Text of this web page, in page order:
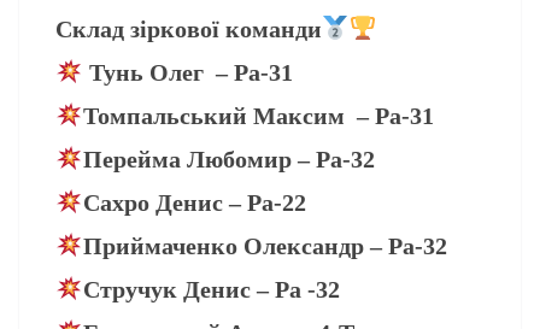
Склад зіркової команди
Тунь Олег – Ра-31
Томпальський Максим – Ра-31
Перейма Любомир – Ра-32
Сахро Денис – Ра-22
Приймаченко Олександр – Ра-32
Стручук Денис – Ра -32